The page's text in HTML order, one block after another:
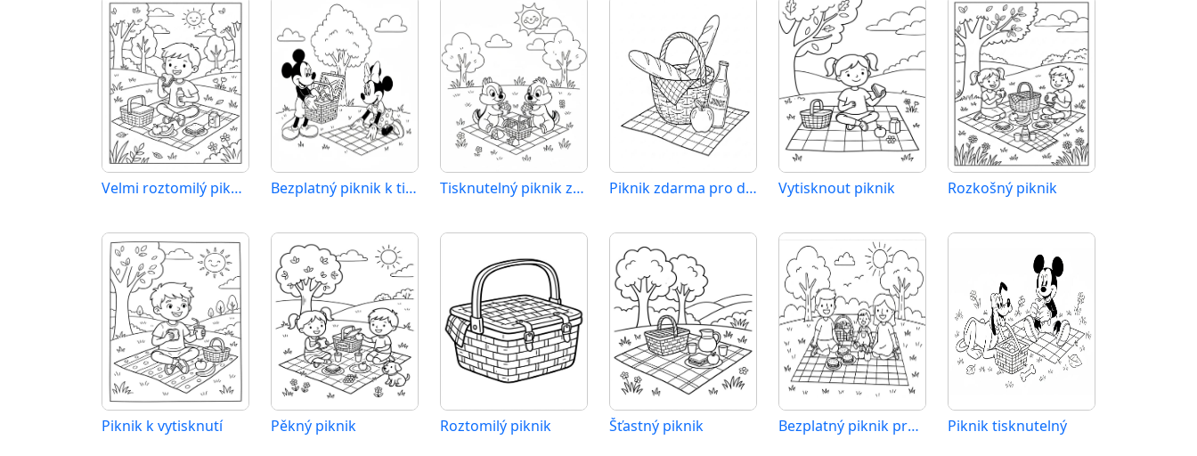
Velmi roztomilý piknik Bezplatný piknik k tisku Tisknutelný piknik zdarma Piknik zdarma pro děti Vytisknout piknik Rozkošný piknik
Piknik k vytisknutí Pěkný piknik Roztomilý piknik Šťastný piknik Bezplatný piknik pro děti Piknik tisknutelný